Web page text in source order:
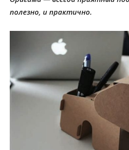
полезно, и практично.